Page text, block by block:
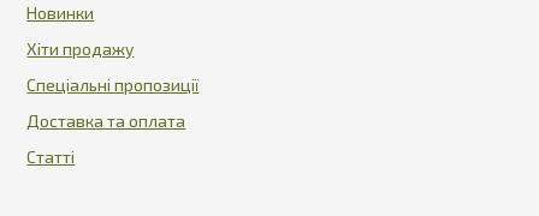
Новинки
Хіти продажу
Спеціальні пропозиції
Доставка та оплата
Статті